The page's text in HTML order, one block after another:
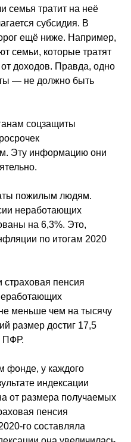
семья тратит на неё
субсидия. В
ещё ниже. Например,
семьи, которые тратят
доходов. Правда, одно
— не должно быть
соцзащиты
Эту информацию они
пожилым людям.
неработающих
на 6,3%. Это,
по итогам 2020
страховая пенсия
меньше чем на тысячу
размер достиг 17,5
ПФР.
фонде, у каждого
индексации
от размера получаемых
пенсия
го составляла